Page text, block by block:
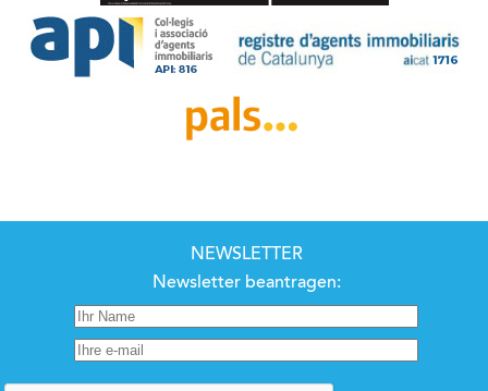
NEWSLETTER
Newsletter beantragen: